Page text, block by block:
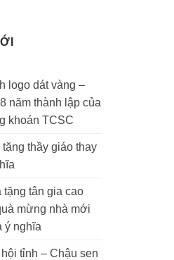
logo dát vàng –
năm thành lập của
khoán TCSC
thầy giáo thay
tặng tân gia cao
mừng nhà mới
ý nghĩa
tỉnh – Chậu sen